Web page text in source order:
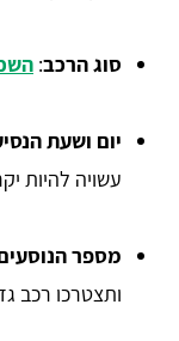
סוג הרכב:
יום ושעת
עשויה להיות
מספר
ותצטרכו רכב